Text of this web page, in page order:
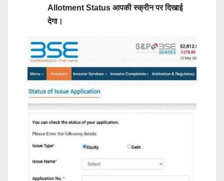
Allotment Status आपकी स्क्रीन पर दिखाई
देगा।